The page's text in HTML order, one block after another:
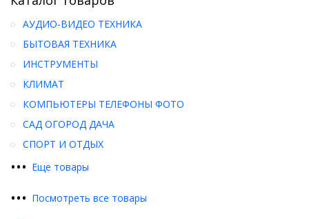
••• Еще товары
АУДИО-ВИДЕО ТЕХНИКА
БЫТОВАЯ ТЕХНИКА
ИНСТРУМЕНТЫ
КЛИМАТ
КОМПЬЮТЕРЫ ТЕЛЕФОНЫ ФОТО
САД ОГОРОД ДАЧА
СПОРТ И ОТДЫХ
••• Посмотреть все товары